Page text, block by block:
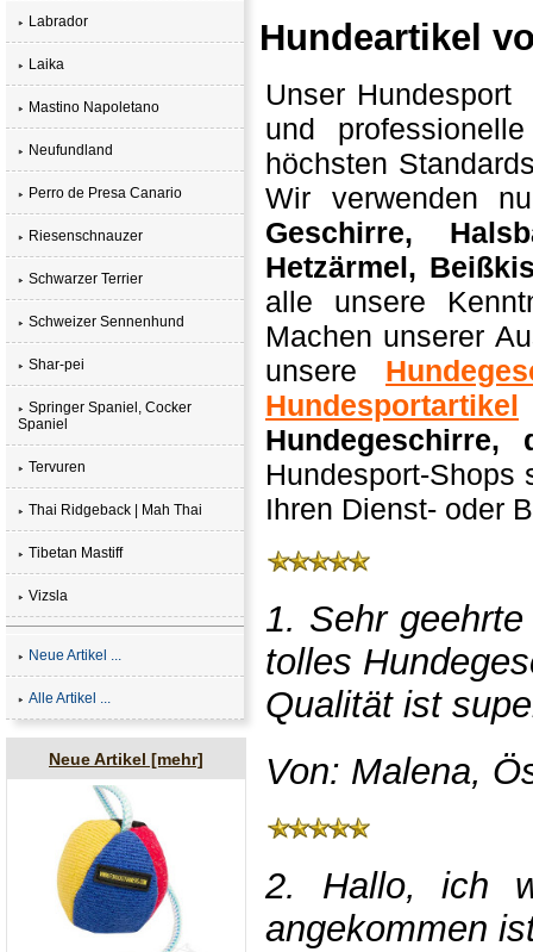
Labrador
Laika
Mastino Napoletano
Neufundland
Perro de Presa Canario
Riesenschnauzer
Schwarzer Terrier
Schweizer Sennenhund
Shar-pei
Springer Spaniel, Cocker
Spaniel
Tervuren
Thai Ridgeback | Mah Thai
Tibetan Mastiff
Vizsla
Neue Artikel ...
Alle Artikel ...
Neue Artikel [mehr]
Hundeartikel
Unser Hundesport
und
höchsten
Wir verwenden
Geschirre,
Hetzärmel,
alle unsere
Machen unserer
unsere
Hundesportartikel
Hundegeschirre,
Hundesport-Shops
Ihren Dienst- oder
1. Sehr
tolles
Qualität ist
Von: Malena,
2. Hallo, ich
angekommen